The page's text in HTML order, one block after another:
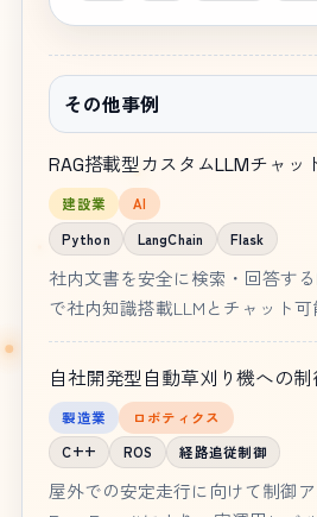
その他事例
RAG搭載型カスタムLLMチャッ
建設業
AI
Python
LangChain Flask
社内文書を安全に検索・回答す
で社内知識搭載LLMとチャット可
自社開発型自動草刈り機への
製造業
ロボティクス
C++
ROS 経路追従制御
屋外での安定走行に向けて制御ア